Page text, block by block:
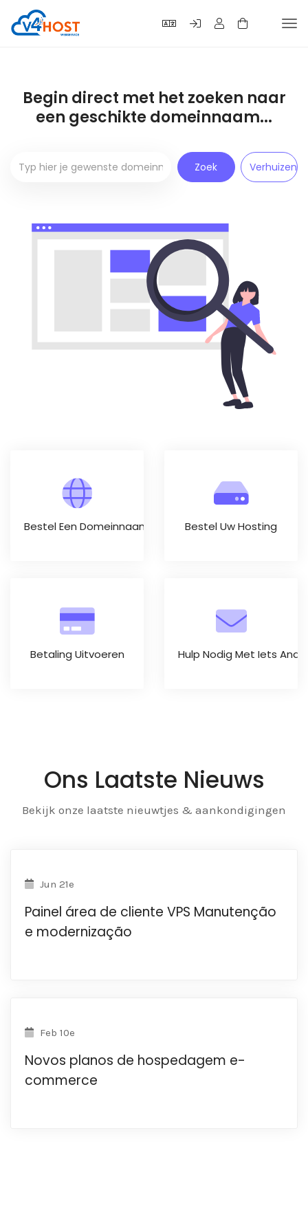
Begin direct met het zoeken naar
een geschikte domeinnaam...
Bestel Een Domeinnaam Bestel Uw Hosting
Betaling Uitvoeren Hulp Nodig Met Iets
Ons Laatste Nieuws
Bekijk onze laatste nieuwtjes & aankondigingen
Jun 21e
Painel área de cliente VPS Manutenção
e modernização
Feb 10e
Novos planos de hospedagem e-
commerce